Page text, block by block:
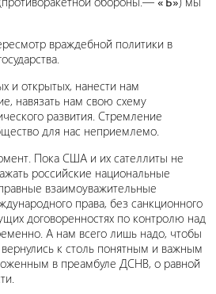
враждебной политики в
и открытых, нанести нам
навязать нам свою схему
развития. Стремление
для нас неприемлемо.
Пока США и их сателлиты не
российские национальные
взаимоуважительные
права, без санкционного
договоренностях по контролю над
А нам всего лишь надо, чтобы
к столь понятным и важным
в преамбуле ДСНВ, о равной